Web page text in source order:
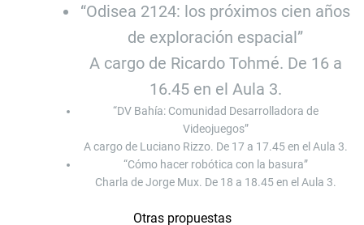
“Odisea 2124: los próximos cien años
de exploración espacial”
A cargo de Ricardo Tohmé. De 16 a
16.45 en el Aula 3.
“DV Bahía: Comunidad Desarrolladora de
Videojuegos”
A cargo de Luciano Rizzo. De 17 a 17.45 en el Aula 3.
“Cómo hacer robótica con la basura”
Charla de Jorge Mux. De 18 a 18.45 en el Aula 3.
Otras propuestas